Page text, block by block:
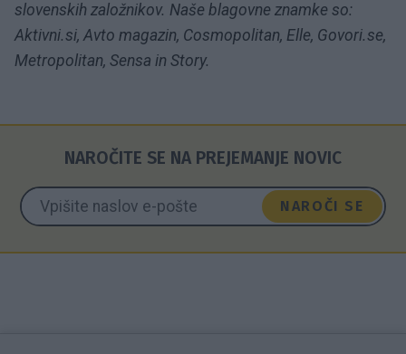
slovenskih založnikov. Naše blagovne znamke so:
Aktivni.si, Avto magazin, Cosmopolitan, Elle, Govori.se,
Metropolitan, Sensa in Story.
NAROČITE SE NA PREJEMANJE NOVIC
NAROČI SE